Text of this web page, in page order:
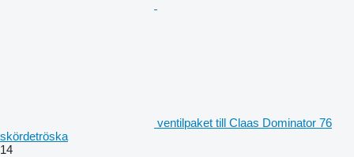
ventilpaket till Claas Dominator 76
skördetröska
14